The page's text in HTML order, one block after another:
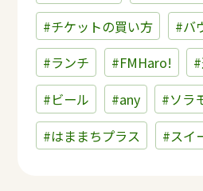
#チケットの買い方
#バ
#ランチ
#FMHaro!
#ビール
#any
#ソラ
#はままちプラス
#スイ